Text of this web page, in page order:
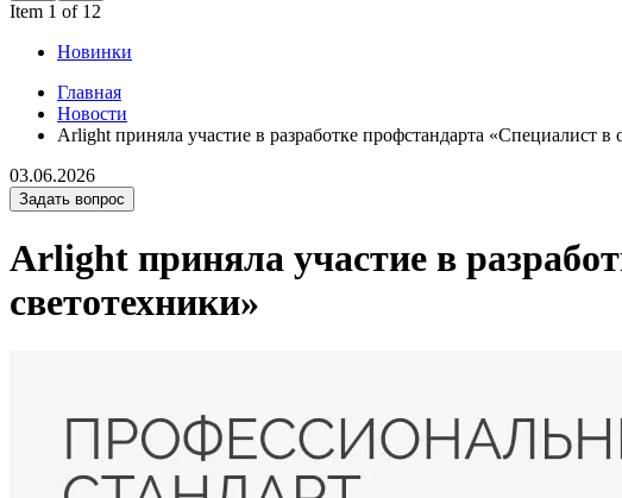
Item 1 of 12
Новинки
Главная
Новости
Arlight приняла участие в разработке профстандарта «Специалист в
03.06.2026
Задать вопрос
Arlight приняла участие в
светотехники»